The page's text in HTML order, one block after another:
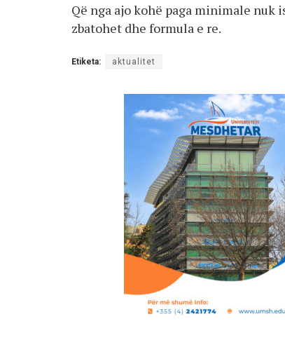
Që nga ajo kohë paga minimale
zbatohet dhe formula e re.
Etiketa: aktualitet